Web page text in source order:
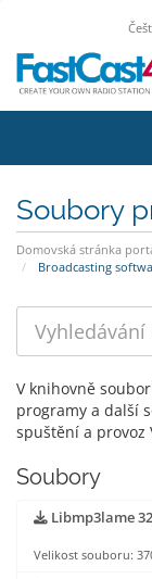
Soubory
Domovská stránka
Broadcasting
V knihovně
programy a další
spuštění a provoz
Soubory
Libmp3lame
Velikost souboru: